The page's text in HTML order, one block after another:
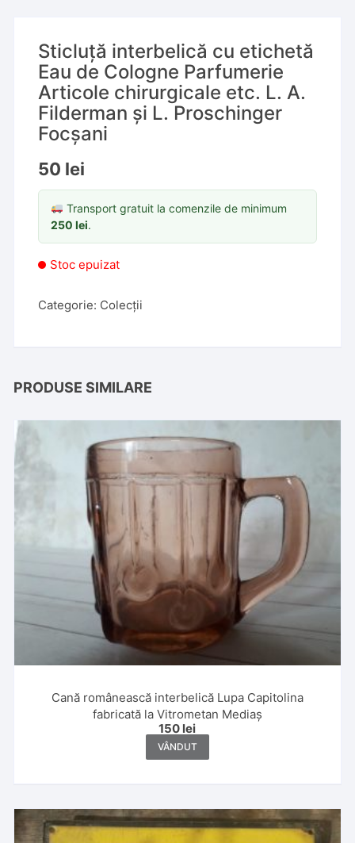
Sticluță interbelică cu etichetă
Eau de Cologne Parfumerie
Articole chirurgicale etc. L. A.
Filderman și L. Proschinger
Focșani
50 lei
Transport gratuit la comenzile de minimum
250lei.
Stoc epuizat
Categorie: Colecții
PRODUSE SIMILARE
Cană românească interbelică Lupa Capitolina
fabricată la Vitrometan Mediaș
150 lei
VÂNDUT